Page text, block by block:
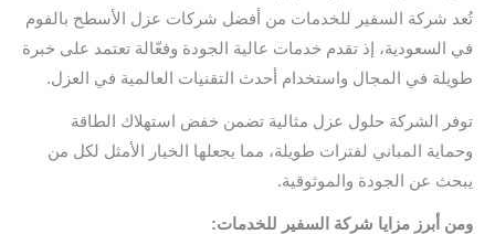
تُعد شركة السفير للخدمات من أفضل شركات عزل الأسطح بالفوم
في السعودية، إذ تقدم خدمات عالية الجودة وفعّالة تعتمد على خبرة
طويلة في المجال واستخدام أحدث التقنيات العالمية في العزل.
توفر الشركة حلول عزل مثالية تضمن خفض استهلاك الطاقة
وحماية المباني لفترات طويلة، مما يجعلها الخيار الأمثل لكل من
يبحث عن الجودة والموثوقية.
ومن أبرز مزايا شركة السفير للخدمات: